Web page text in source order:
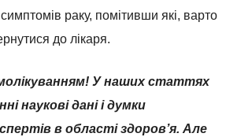
раку, помітивши які, варто
до лікаря.
У наших статтях
наукові дані і думки
в області здоров’я. Але